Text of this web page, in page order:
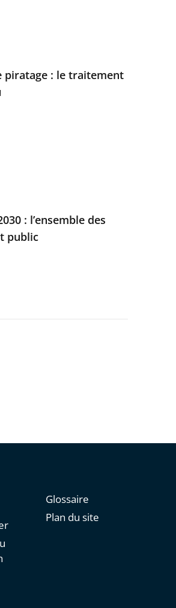
piratage : le traitement
: l’ensemble des
public
Glossaire
Plan du site